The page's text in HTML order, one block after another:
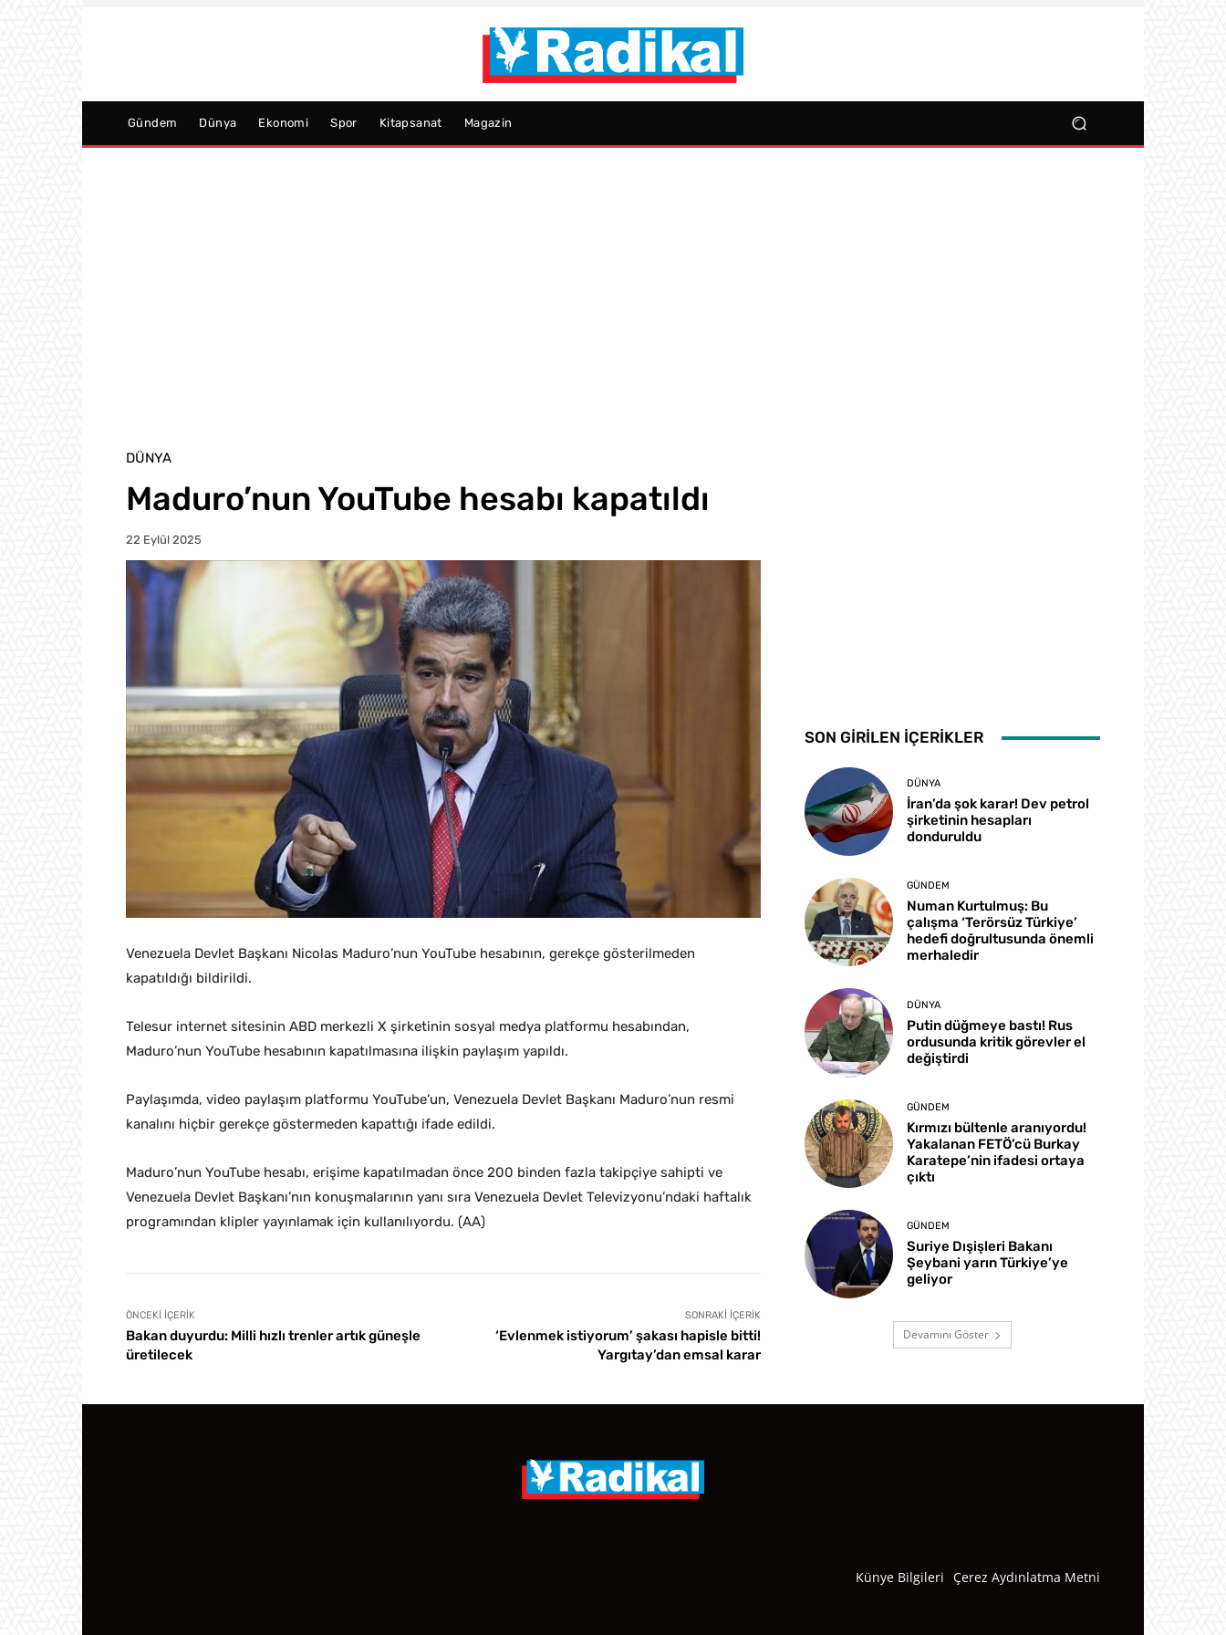
Gündem Dünya Ekonomi Spor Kitapsanat Magazin
DÜNYA
Maduro’nun YouTube hesabı kapatıldı
22 Eylül 2025
Venezuela Devlet Başkanı Nicolas Maduro’nun YouTube hesabının, gerekçe gösterilmeden
kapatıldığı bildirildi.
Telesur internet sitesinin ABD merkezli X şirketinin sosyal medya platformu hesabından,
Maduro’nun YouTube hesabının kapatılmasına ilişkin paylaşım yapıldı.
Paylaşımda, video paylaşım platformu YouTube’un, Venezuela Devlet Başkanı Maduro’nun resmi
kanalını hiçbir gerekçe göstermeden kapattığı ifade edildi.
Maduro’nun YouTube hesabı, erişime kapatılmadan önce 200 binden fazla takipçiye sahipti ve
Venezuela Devlet Başkanı’nın konuşmalarının yanı sıra Venezuela Devlet Televizyonu’ndaki haftalık
programından klipler yayınlamak için kullanılıyordu. (AA)
ÖNCEKI İÇERIK
Bakan duyurdu: Milli hızlı trenler artık güneşle
üretilecek
SONRAKI İÇERIK
‘Evlenmek istiyorum’ şakası hapisle bitti!
Yargıtay’dan emsal karar
SON GİRİLEN İÇERİKLER
DÜNYA
İran’da şok karar! Dev petrol
şirketinin hesapları
donduruldu
GÜNDEM
Numan Kurtulmuş: Bu
çalışma ‘Terörsüz Türkiye’
hedefi doğrultusunda önemli
merhaledir
DÜNYA
Putin düğmeye bastı! Rus
ordusunda kritik görevler el
değiştirdi
GÜNDEM
Kırmızı bültenle aranıyordu!
Yakalanan FETÖ’cü Burkay
Karatepe’nin ifadesi ortaya
çıktı
GÜNDEM
Suriye Dışişleri Bakanı
Şeybani yarın Türkiye’ye
geliyor
Devamını Göster
Künye Bilgileri Çerez Aydınlatma Metni